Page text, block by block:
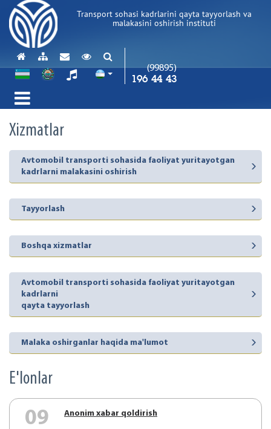
Transport sohasi kadrlarini qayta tayyorlash va
malakasini oshirish instituti
(99895)
196 44 43
Xizmatlar
Avtomobil transporti sohasida faoliyat yuritayotgan
kadrlarni malakasini oshirish
Tayyorlash
Boshqa xizmatlar
Avtomobil transporti sohasida faoliyat yuritayotgan
kadrlarni
qayta tayyorlash
Malaka oshirganlar haqida ma'lumot
E'lonlar
09 Аnonim xabar qoldirish